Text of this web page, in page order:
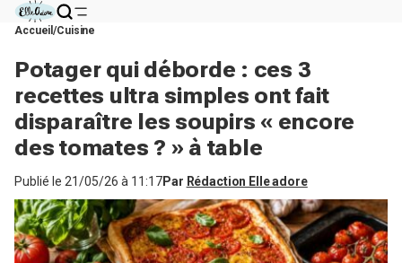
Accueil Cuisine
Potager qui déborde : ces 3
recettes ultra simples ont fait
disparaître les soupirs « encore
des tomates ? » à table
Publié le 21/05/26 à 11:17Par Rédaction Elle adore